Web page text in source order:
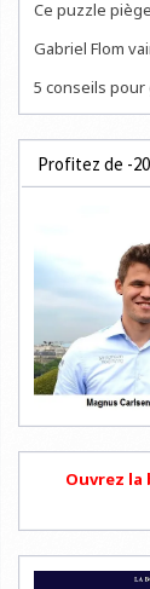
Ce puzzle
Gabriel Flom
5 conseils
Profitez de -
Ouvrez